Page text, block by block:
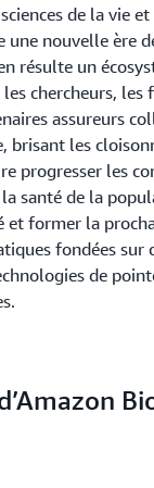
de la vie
une nouvelle ère
résulte un
chercheurs, les
assureurs
brisant les
progresser les
santé de la
et former la
fondées sur
de